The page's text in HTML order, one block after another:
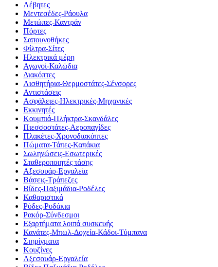
Λέβητες
Μεντεσέδες-Ράουλα
Μετώπες-Καντράν
Πόρτες
Σαπουνοθήκες
Φίλτρα-Σίτες
Ηλεκτρικά μέρη
Αγωγοί-Καλώδια
Διακόπτες
Αισθητήρια-Θερμοστάτες-Σένσορες
Αντιστάσεις
Ασφάλειες-Ηλεκτρικές-Μηχανικές
Εκκινητές
Κουμπιά-Πλήκτρα-Σκανδάλες
Πιεσσοστάτες-Αεροπαγίδες
Πλακέτες-Χρονοδιακόπτες
Πώματα-Τάπες-Καπάκια
Σωληνώσεις-Εσωτερικές
Σταθεροποιητές τάσης
Αξεσουάρ-Εργαλεία
Βάσεις-Τράπεζες
Βίδες-Παξιμάδια-Ροδέλες
Καθαριστικά
Ρόδες-Ροδάκια
Ρακόρ-Σύνδεσμοι
Εξαρτήματα λοιπά συσκευής
Κανάτες-Μπωλ-Δοχεία-Κάδοι-Τύμπανα
Στηρίγματα
Κουζίνες
Αξεσουάρ-Εργαλεία